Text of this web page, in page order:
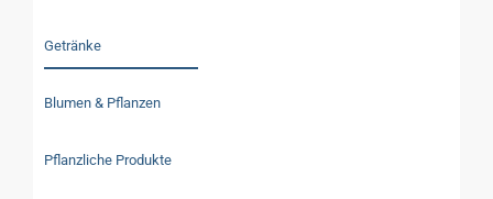
Getränke
Blumen & Pflanzen
Pflanzliche Produkte